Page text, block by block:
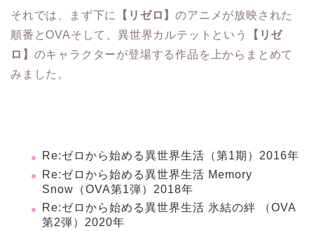
それでは、まず下に 【リゼロ】のアニメが放映された
順番とOVAそして、異世界カルテットという
【リゼ
ロ】 のキャラクターが登場する作品を上からまとめて
みました。
Re:ゼロから始める異世界生活（第1期）2016年
Re:ゼロから始める異世界生活 Memory
Snow（OVA第1弾）2018年
Re:ゼロから始める異世界生活 氷結の絆 （OVA
第2弾）2020年